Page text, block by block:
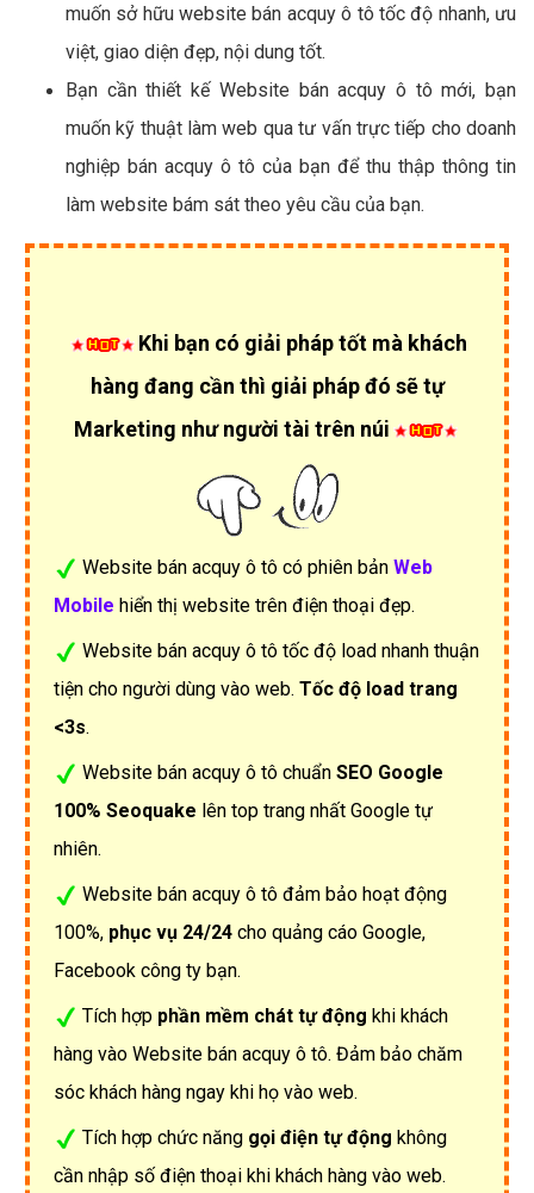
muốn sở hữu website bán acquy ô tô tốc độ nhanh, ưu
việt, giao diện đẹp, nội dung tốt.
Bạn cần thiết kế Website bán acquy ô tô mới, bạn
muốn kỹ thuật làm web qua tư vấn trực tiếp cho doanh
nghiệp bán acquy ô tô của bạn để thu thập thông tin
làm website bám sát theo yêu cầu của bạn.
Khi bạn có giải pháp tốt mà khách
hàng đang cần thì giải pháp đó sẽ tự
Marketing như người tài trên núi
Website bán acquy ô tô có phiên bản Web
Mobile hiển thị website trên điện thoại đẹp.
Website bán acquy ô tô tốc độ load nhanh thuận
tiện cho người dùng vào web. Tốc độ load trang
<3s.
Website bán acquy ô tô chuẩn SEO Google
100% Seoquake lên top trang nhất Google tự
nhiên.
Website bán acquy ô tô đảm bảo hoạt động
100%, phục vụ 24/24 cho quảng cáo Google,
Facebook công ty bạn.
Tích hợp phần mềm chát tự động khi khách
hàng vào Website bán acquy ô tô. Đảm bảo chăm
sóc khách hàng ngay khi họ vào web.
Tích hợp chức năng gọi điện tự động không
cần nhập số điện thoại khi khách hàng vào web.